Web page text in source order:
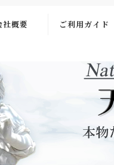
社概要 ご利用ガイド
お支払い・送料